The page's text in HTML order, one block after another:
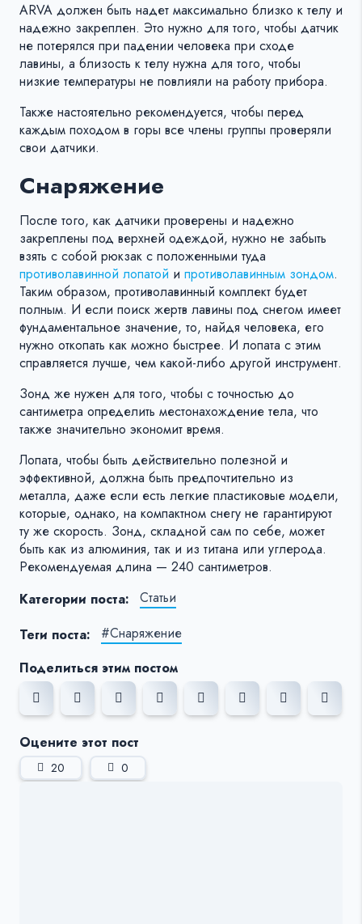
ARVA должен быть надет максимально близко к телу и
надежно закреплен. Это нужно для того, чтобы датчик
не потерялся при падении человека при сходе
лавины, а близость к телу нужна для того, чтобы
низкие температуры не повлияли на работу прибора.
Также настоятельно рекомендуется, чтобы перед
каждым походом в горы все члены группы проверяли
свои датчики.
Снаряжение
После того, как датчики проверены и надежно
закреплены под верхней одеждой, нужно не забыть
взять с собой рюкзак с положенными туда
противолавинной лопатой и противолавинным зондом.
Таким образом, противолавинный комплект будет
полным. И если поиск жертв лавины под снегом имеет
фундаментальное значение, то, найдя человека, его
нужно откопать как можно быстрее. И лопата с этим
справляется лучше, чем какой-либо другой инструмент.
Зонд же нужен для того, чтобы с точностью до
сантиметра определить местонахождение тела, что
также значительно экономит время.
Лопата, чтобы быть действительно полезной и
эффективной, должна быть предпочтительно из
металла, даже если есть легкие пластиковые модели,
которые, однако, на компактном снегу не гарантируют
ту же скорость. Зонд, складной сам по себе, может
быть как из алюминия, так и из титана или углерода.
Рекомендуемая длина — 240 сантиметров.
Категории поста:
Статьи
Теги поста:
#Снаряжение
Поделиться этим постом
Оцените этот пост
20 0